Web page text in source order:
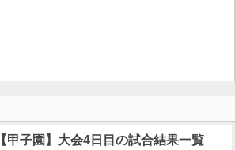
【甲子園】大会4日目の試合結果一覧